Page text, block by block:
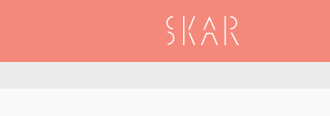
SKAR